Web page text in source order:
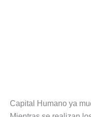
Capital Humano ya